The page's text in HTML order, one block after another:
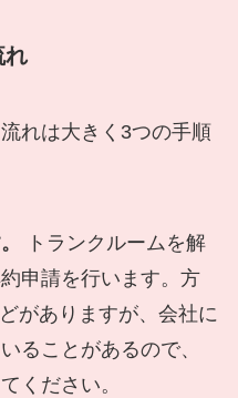
れ
れは大きく3つの手順
トランクルームを解
申請を行います。方
がありますが、会社に
ることがあるので、
ください。